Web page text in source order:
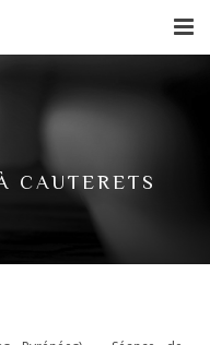
CAUTERETS